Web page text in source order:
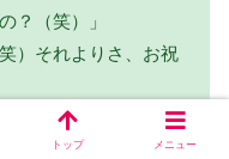
？（笑）」
）それよりさ、お祝
わんでいいって」
嬉しいからお祝いし
トップ メニュー